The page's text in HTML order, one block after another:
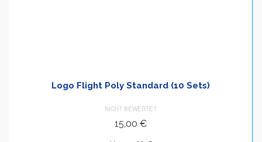
Logo Flight Poly Standard (10 Sets)
NICHT BEWERTET
15,00 €